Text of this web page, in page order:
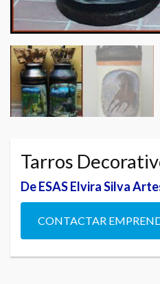
Tarros
De ESAS Elvira Silva
CONTACTAR